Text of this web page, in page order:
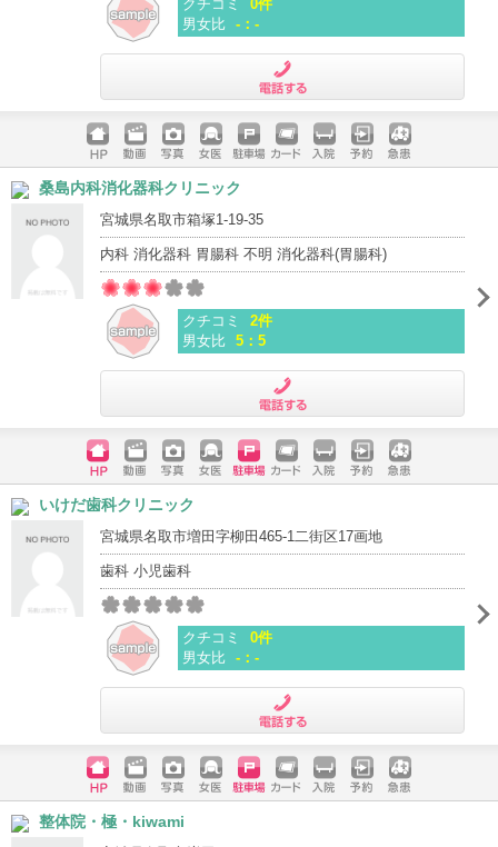
クチコミ
0件
男女比 -：-
ホームペ
ージ
動画 写真 女医 駐車場
クレジッ
入院 予約 急患
桑島内科消化器科クリニック
宮城県名取市箱塚1-19-35
内科 消化器科 胃腸科 不明 消化器科(胃腸科)
クチコミ
2件
男女比 5：5
ホームペ
ージ
動画 写真 女医 駐車場
クレジッ
入院 予約 急患
いけだ歯科クリニック
宮城県名取市増田字柳田465-1二街区17画地
歯科 小児歯科
クチコミ
0件
男女比 -：-
ホームペ
ージ
動画 写真 女医 駐車場
クレジッ
入院 予約 急患
整体院・極・kiwami